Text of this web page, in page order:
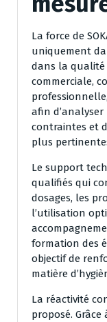
La force de
uniquement
dans la qualité
commerciale,
afin d’analyser
contraintes et
plus
Le support
qualifiés qui
dosages, les
l’utilisation
formation des
objectif de
matière
La réactivité
proposé.